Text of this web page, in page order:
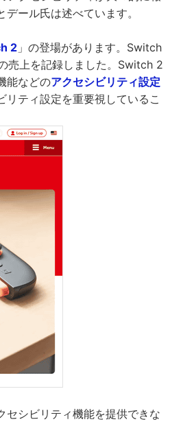
ール氏は述べています。
2 」の登場があります。Switch
売上を記録しました。Switch 2
能などのアクセシビリティ設定
ティ設定を重要視しているこ
セシビリティ機能を提供できな